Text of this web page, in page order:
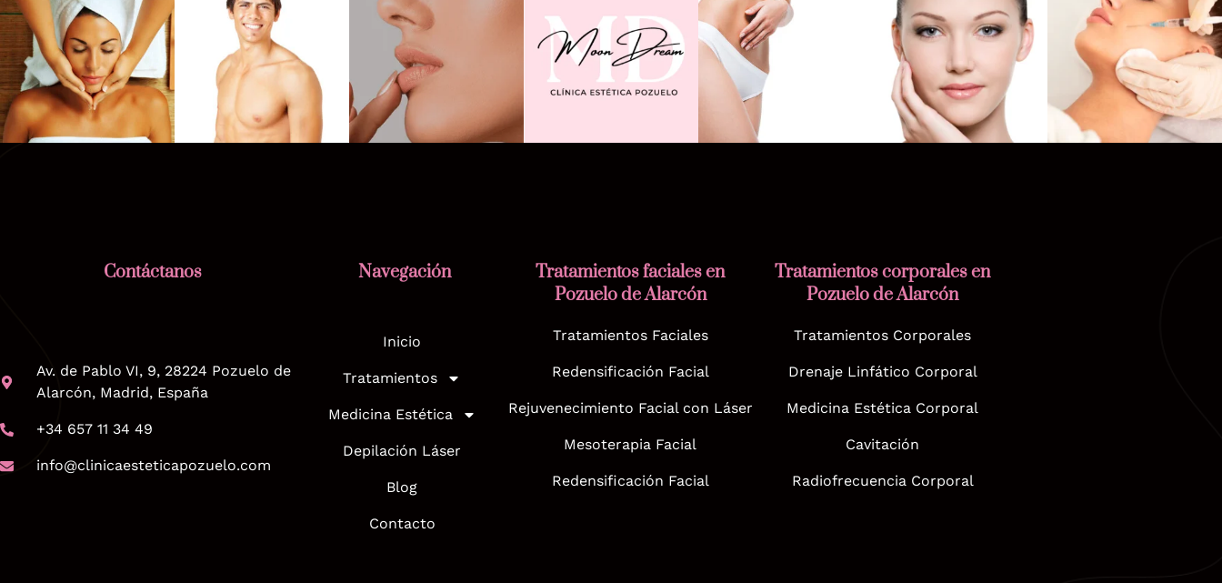
Contáctanos
Av. de Pablo VI, 9, 28224 Pozuelo de
Alarcón, Madrid, España
+34 657 11 34 49
info@clinicaesteticapozuelo.com
Navegación
Inicio
Tratamientos
Medicina Estética
Depilación Láser
Blog
Contacto
Tratamientos faciales en
Pozuelo de Alarcón
Tratamientos Faciales
Redensificación Facial
Rejuvenecimiento Facial con Láser
Mesoterapia Facial
Redensificación Facial
Tratamientos corporales en
Pozuelo de Alarcón
Tratamientos Corporales
Drenaje Linfático Corporal
Medicina Estética Corporal
Cavitación
Radiofrecuencia Corporal